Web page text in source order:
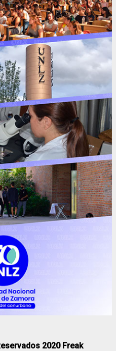
2020 Freak